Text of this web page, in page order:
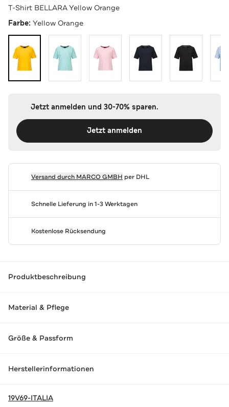
T-Shirt BELLARA Yellow Orange
Farbe: Yellow Orange
Jetzt anmelden und 30-70% sparen.
Jetzt anmelden
Versand durch MARCO GMBH per DHL
Schnelle Lieferung in 1-3 Werktagen
Kostenlose Rücksendung
Produktbeschreibung
Material & Pflege
Größe & Passform
Herstellerinformationen
19V69-ITALIA